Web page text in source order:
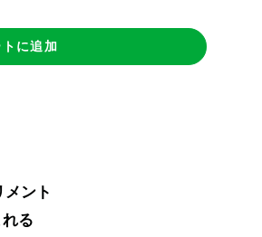
に追加
ント
る